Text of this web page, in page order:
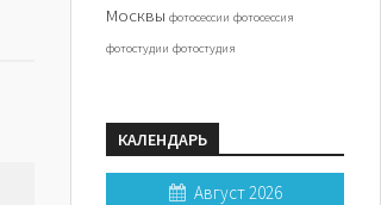
Москвы фотосессии фотосессия
фотостудии фотостудия
КАЛЕНДАРЬ
Август 2026